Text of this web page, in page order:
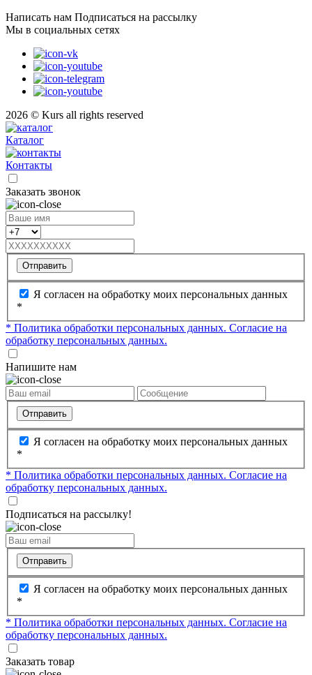
Написать нам Подписаться на рассылку
Мы в социальных сетях
2026 © Kurs all rights reserved
Каталог
Контакты
Заказать звонок
Отправить
Я согласен на обработку моих персональных данных
*
* Политика обработки персональных данных. Согласие на
обработку персональных данных.
Напишите нам
Отправить
Я согласен на обработку моих персональных данных
*
* Политика обработки персональных данных. Согласие на
обработку персональных данных.
Подписаться на рассылку!
Отправить
Я согласен на обработку моих персональных данных
*
* Политика обработки персональных данных. Согласие на
обработку персональных данных.
Заказать товар